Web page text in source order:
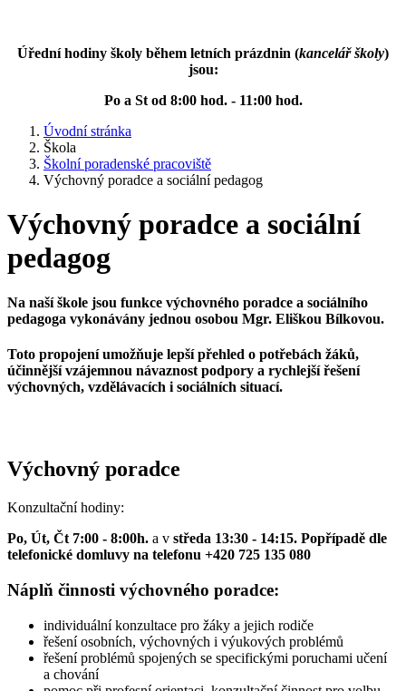
Úřední hodiny školy během letních prázdnin (kancelář školy)
jsou:
Po a St od 8:00 hod. - 11:00 hod.
Úvodní stránka
Škola
Školní poradenské pracoviště
Výchovný poradce a sociální pedagog
Výchovný poradce a sociální
pedagog
Na naší škole jsou funkce výchovného poradce a sociálního
pedagoga vykonávány jednou osobou Mgr. Eliškou Bílkovou.
Toto propojení umožňuje lepší přehled o potřebách žáků,
účinnější vzájemnou návaznost podpory a rychlejší řešení
výchovných, vzdělávacích i sociálních situací.
Výchovný poradce
Konzultační hodiny:
Po, Út, Čt 7:00 - 8:00h. a v středa 13:30 - 14:15. Popřípadě dle
telefonické domluvy na telefonu +420 725 135 080
Náplň činnosti výchovného poradce:
individuální konzultace pro žáky a jejich rodiče
řešení osobních, výchovných i výukových problémů
řešení problémů spojených se specifickými poruchami učení
a chování